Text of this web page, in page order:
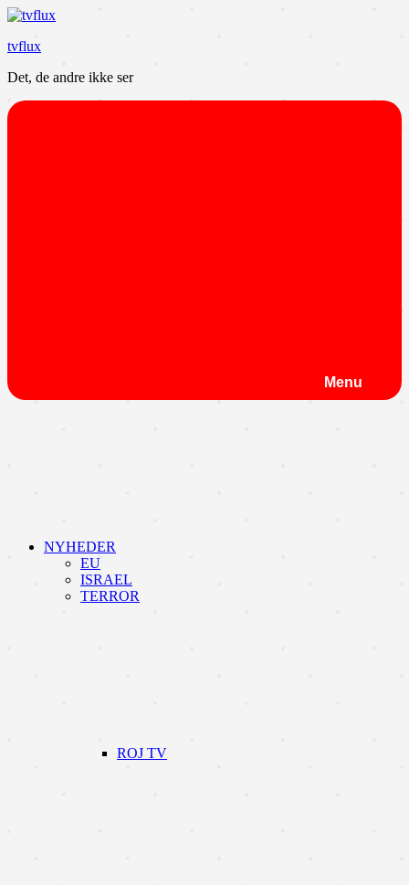
Videre
indhold
tvflux
Det, de andre ikke ser
Menu
NYHEDER
EU
ISRAEL
TERROR
ROJ TV